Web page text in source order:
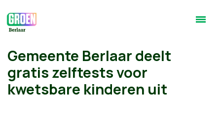
Gemeente Berlaar deelt
gratis zelftests voor
kwetsbare kinderen uit